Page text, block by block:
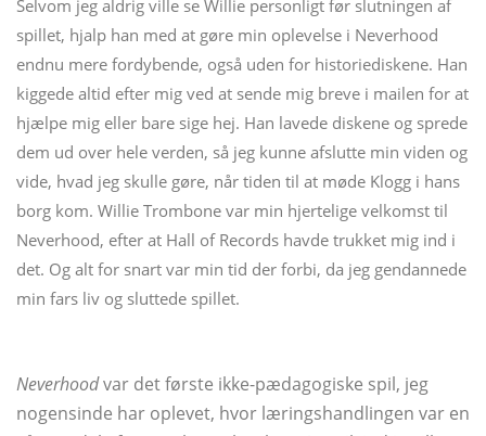
Selvom jeg aldrig ville se Willie personligt før slutningen af ​​
spillet, hjalp han med at gøre min oplevelse i Neverhood
endnu mere fordybende, også uden for historiediskene. Han
kiggede altid efter mig ved at sende mig breve i mailen for at
hjælpe mig eller bare sige hej. Han lavede diskene og sprede
dem ud over hele verden, så jeg kunne afslutte min viden og
vide, hvad jeg skulle gøre, når tiden til at møde Klogg i hans
borg kom. Willie Trombone var min hjertelige velkomst til
Neverhood, efter at Hall of Records havde trukket mig ind i
det. Og alt for snart var min tid der forbi, da jeg gendannede
min fars liv og sluttede spillet.
Neverhoodvar det første ikke-pædagogiske spil, jeg
nogensinde har oplevet, hvor læringshandlingen var en